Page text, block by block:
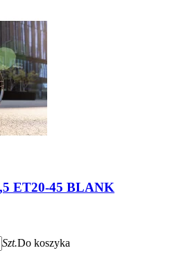
ET20-45 BLANK
Szt.Do koszyka